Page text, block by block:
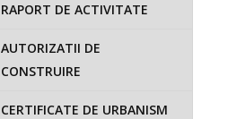
RAPORT DE ACTIVITATE
AUTORIZATII DE
CONSTRUIRE
CERTIFICATE DE URBANISM